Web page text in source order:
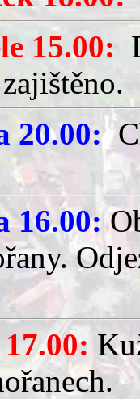
15.00:
20.00:
16.00: